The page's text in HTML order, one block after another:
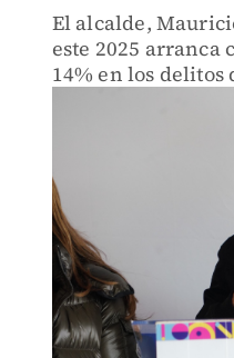
El alcalde,
este 2025 arranca
14% en los delitos